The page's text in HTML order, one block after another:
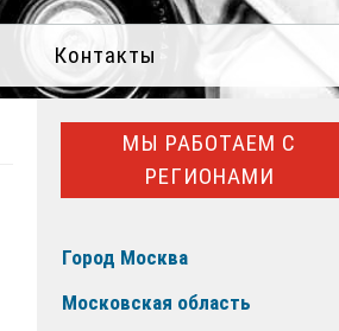
Контакты
МЫ РАБОТАЕМ С
РЕГИОНАМИ
Город Москва
Московская область